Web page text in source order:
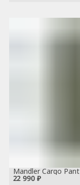
22 990 ₽
Mandler Cargo Pant